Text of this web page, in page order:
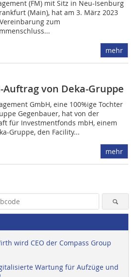
(FM) mit Sitz in Neu-Isenburg
(Main), hat am 3. März 2023
zum
mehr
Auftrag von Deka-Gruppe
GmbH, eine 100%ige Tochter
Gegenbauer, hat von der
für Investmentfonds mbH, einem
Gruppe, den Facility...
mehr
wird CEO der Compass Group
Wartung für Aufzüge und